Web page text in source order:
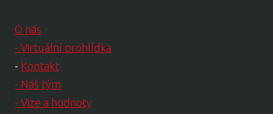
O nás
- Virtuální prohlídka
- Kontakt
- Náš tým
- Vize a hodnoty